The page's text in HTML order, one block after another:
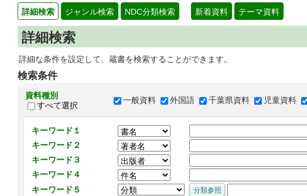
詳細検索 ジャンル検索 NDC分類検索 新着資料 テーマ資料
詳細検索
詳細な条件を設定して、蔵書を検索することができます。
検索条件
資料種別
すべて選択
一般資料 外国語 千葉県資料 児童資料
キーワード１
キーワード２
キーワード３
キーワード４
キーワード５